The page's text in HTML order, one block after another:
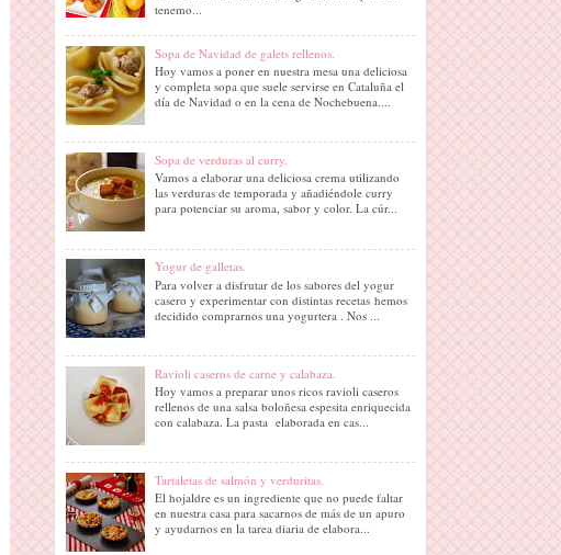
tenemo...
Sopa de Navidad de galets rellenos.
Hoy vamos a poner en nuestra mesa una deliciosa
y completa sopa que suele servirse en Cataluña el
día de Navidad o en la cena de Nochebuena....
Sopa de verduras al curry.
Vamos a elaborar una deliciosa crema utilizando
las verduras de temporada y añadiéndole curry
para potenciar su aroma, sabor y color. La cúr...
Yogur de galletas.
Para volver a disfrutar de los sabores del yogur
casero y experimentar con distintas recetas hemos
decidido comprarnos una yogurtera . Nos ...
Ravioli caseros de carne y calabaza.
Hoy vamos a preparar unos ricos ravioli caseros
rellenos de una salsa boloñesa espesita enriquecida
con calabaza. La pasta elaborada en cas...
Tartaletas de salmón y verduritas.
El hojaldre es un ingrediente que no puede faltar
en nuestra casa para sacarnos de más de un apuro
y ayudarnos en la tarea diaria de elabora...